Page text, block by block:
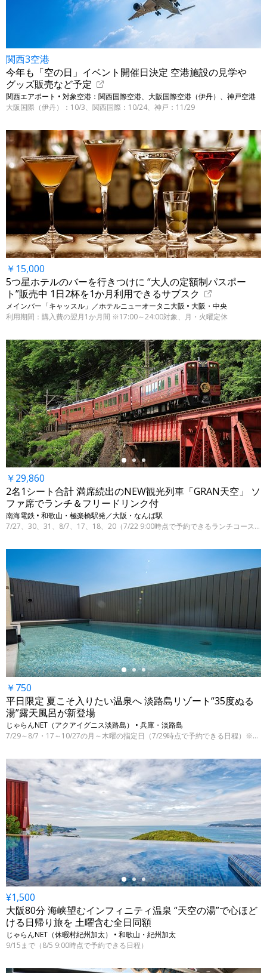
関西3空港
今年も「空の日」イベント開催日決定 空港施設の見学や
グッズ販売など予定
関西エアポート • 対象空港：関西国際空港、大阪国際空港（伊丹）、神戸空港
大阪国際（伊丹）：10/3、関西国際：10/24、神戸：11/29
￥15,000
5つ星ホテルのバーを行きつけに “大人の定額制パスポー
ト”販売中 1日2杯を1か月利用できるサブスク
メインバー「キャッスル」／ホテルニューオータニ大阪 • 大阪・中央
利用期間：購入費の翌月1か月間 ※17:00～24:00対象、月・火曜定休
←
￥29,860
2名1シート合計 満席続出のNEW観光列車「GRAN天空」 ソ
ファ席でランチ＆フリードリンク付
南海電鉄 • 和歌山・極楽橋駅発／大阪・なんば駅
7/27、30、31、8/7、17、18、20（7/22 9:00時点で予約できるランチコース／極楽橋発／グランシート）
←
￥750
平日限定 夏こそ入りたい温泉へ 淡路島リゾート“35度ぬる
湯”露天風呂が新登場
じゃらんNET（アクアイグニス淡路島） • 兵庫・淡路島
7/29～8/7・17～10/27の月～木曜の指定日（7/29時点で予約できる日程）※ぬる湯は夏期限定
←
¥1,500
大阪80分 海峡望むインフィニティ温泉 “天空の湯”で心ほど
ける日帰り旅を 土曜含む全日同額
じゃらんNET（休暇村紀州加太） • 和歌山・紀州加太
9/15まで（8/5 9:00時点で予約できる日程）